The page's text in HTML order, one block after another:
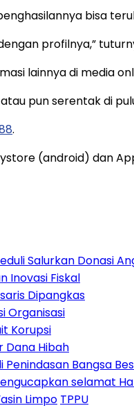
bisa
profilnya,”
lainnya di media
pun serentak di
.
(android) dan
Salurkan Donasi
Inovasi Fiskal
Dipangkas
Organisasi
Korupsi
Dana Hibah
Bangsa
selamat
Limpo TPPU